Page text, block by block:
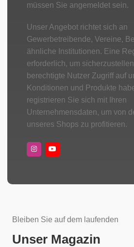
müssen Sie angemeldet sein.
Unser Angebot richtet sich an
Gewerbetreibende, Vereine,
ähnliche Institutionen. Eine
erforderlich, um
berechtigte Nutzer Zugriff auf
Konditionen und Produkte
registrieren Sie sich mit Ihren
Unternehmensdaten, um von
unseres Shops zu profitieren.
Bleiben Sie auf dem laufenden
Unser Magazin